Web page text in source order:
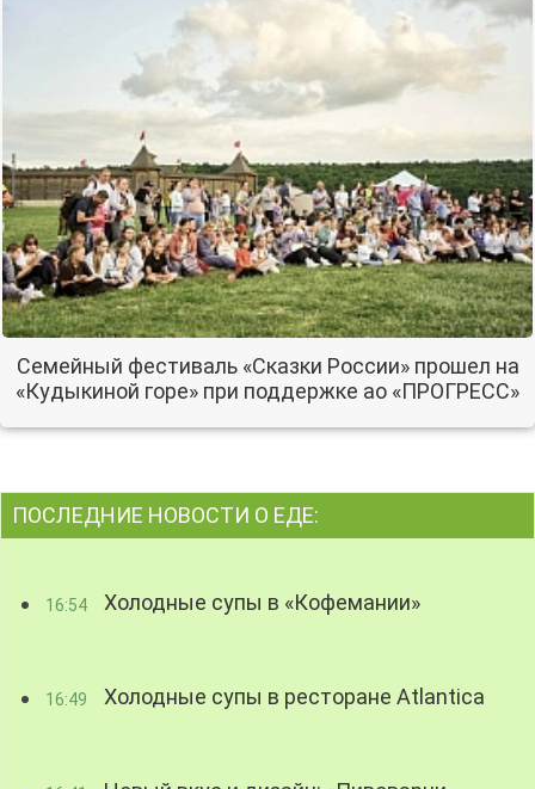
Семейный фестиваль «Сказки России» прошел на
«Кудыкиной горе» при поддержке ао «ПРОГРЕСС»
ПОСЛЕДНИЕ НОВОСТИ О ЕДЕ:
16:54 Холодные супы в «Кофемании»
16:49 Холодные супы в ресторане Atlantica